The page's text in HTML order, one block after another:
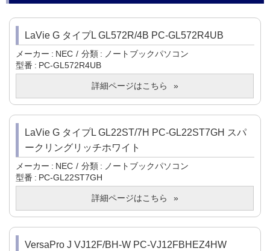
LaVie G タイプL GL572R/4B PC-GL572R4UB
メーカー NEC 分類
ノートブックパソコン
型番
PC-GL572R4UB
詳細ページはこちら
LaVie G タイプL GL22ST/7H PC-GL22ST7GH スパ
ークリングリッチホワイト
メーカー NEC 分類
ノートブックパソコン
型番
PC-GL22ST7GH
詳細ページはこちら
VersaPro J VJ12F/BH-W PC-VJ12FBHEZ4HW